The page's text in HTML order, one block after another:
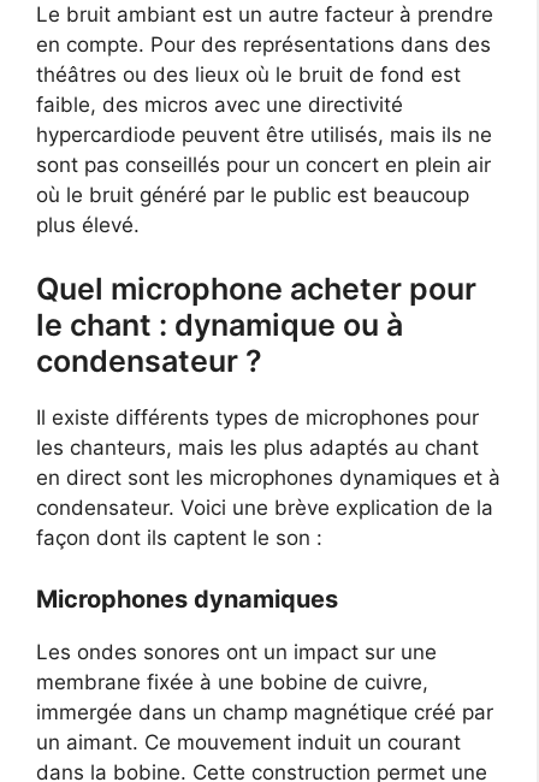
Le bruit ambiant est un autre facteur à prendre
en compte. Pour des représentations dans des
théâtres ou des lieux où le bruit de fond est
faible, des micros avec une directivité
hypercardiode peuvent être utilisés, mais ils ne
sont pas conseillés pour un concert en plein air
où le bruit généré par le public est beaucoup
plus élevé.
Quel microphone acheter pour
le chant : dynamique ou à
condensateur ?
Il existe différents types de microphones pour
les chanteurs, mais les plus adaptés au chant
en direct sont les microphones dynamiques et à
condensateur. Voici une brève explication de la
façon dont ils captent le son :
Microphones dynamiques
Les ondes sonores ont un impact sur une
membrane fixée à une bobine de cuivre,
immergée dans un champ magnétique créé par
un aimant. Ce mouvement induit un courant
dans la bobine. Cette construction permet une